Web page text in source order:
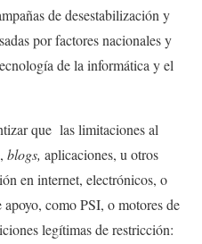
de desestabilización y
por factores nacionales y
de la informática y el
que las limitaciones al
, blogs, aplicaciones, u otros
en internet, electrónicos, o
como PSI, o motores de
legítimas de restricción: